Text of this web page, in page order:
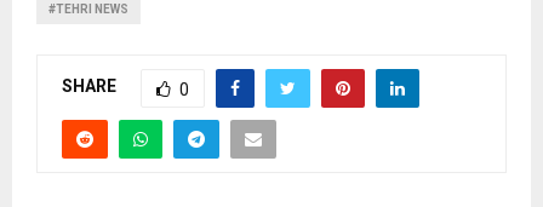
#TEHRI NEWS
SHARE 0